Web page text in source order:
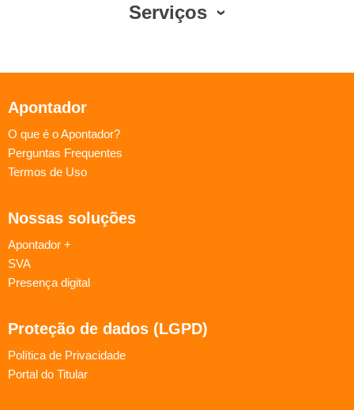
Serviços
Apontador
O que é o Apontador?
Perguntas Frequentes
Termos de Uso
Nossas soluções
Apontador +
SVA
Presença digital
Proteção de dados (LGPD)
Política de Privacidade
Portal do Titular